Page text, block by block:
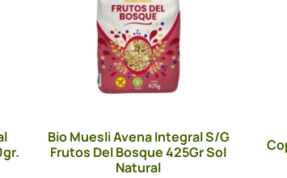
Bio Muesli Avena Integral S/G
Frutos Del Bosque 425Gr Sol
Natural